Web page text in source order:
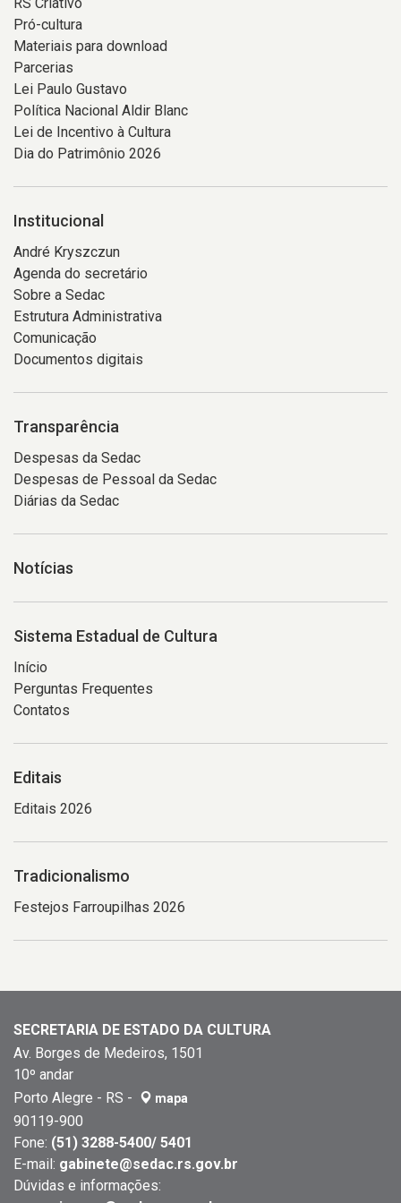
sobre
os
ombros
uma
haste
da
qual
um
tecido
branco.
A
cena
é
registrada
em
destacando
céu
azul
ao
fundo
parte
de
um
prédio
histórico
sacada
e
ornamentais.
valoriza
o
contraste
entre
e
o
ambiente
urbano
ao
redor.
Em
segundo
plano
aparecem
duas
torres
de
industriais.
composição
combina
áreas
em
preto
e
branco
coloridos,
contraste
entre
desenho
e
de
luz
quente
incidindo
sobre
a
pele
os
À
esquerda,
aparece
uma
pessoa
voltada
em
centro
imagem.
Ela
está
com
cabeça
rosto
quase
totalmente
cobertos
um
tecido
deixando
olhos
visíveis.
olhar
a
frente,
transmitindo
intensidade.
No
centro,
há
outra
pessoa,
Pró-cultura
Materiais para download
Parcerias
Lei Paulo Gustavo
Política Nacional Aldir Blanc
Lei de Incentivo à Cultura
Dia do Patrimônio 2026
Institucional
André Kryszczun
Agenda do secretário
Sobre a Sedac
Estrutura Administrativa
Comunicação
Documentos digitais
Transparência
Despesas da Sedac
Despesas de Pessoal da Sedac
Diárias da Sedac
Notícias
Sistema Estadual de Cultura
Início
Perguntas Frequentes
Contatos
Editais
Editais 2026
Tradicionalismo
Festejos Farroupilhas 2026
SECRETARIA DE ESTADO DA CULTURA
Av. Borges de Medeiros, 1501
10º andar
Porto Alegre - RS -
mapa
90119-900
Fone: (51) 3288-5400/ 5401
E-mail: gabinete@sedac.rs.gov.br
Dúvidas e informações: